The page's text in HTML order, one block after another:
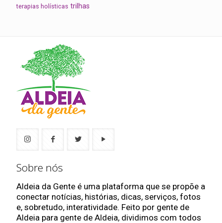
terapias holísticas trilhas
Sobre nós
Aldeia da Gente é uma plataforma que se propõe a
conectar notícias, histórias, dicas, serviços, fotos
e, sobretudo, interatividade. Feito por gente de
Aldeia para gente de Aldeia, dividimos com todos